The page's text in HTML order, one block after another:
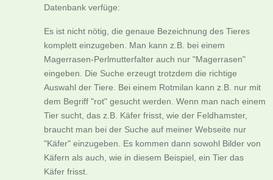
Datenbank verfüge:
Es ist nicht nötig, die genaue Bezeichnung des Tieres
komplett einzugeben. Man kann z.B. bei einem
Magerrasen-Perlmutterfalter auch nur "Magerrasen"
eingeben. Die Suche erzeugt trotzdem die richtige
Auswahl der Tiere. Bei einem Rotmilan kann z.B. nur mit
dem Begriff "rot" gesucht werden. Wenn man nach einem
Tier sucht, das z.B. Käfer frisst, wie der Feldhamster,
braucht man bei der Suche auf meiner Webseite nur
"Käfer" einzugeben. Es kommen dann sowohl Bilder von
Käfern als auch, wie in diesem Beispiel, ein Tier das
Käfer frisst.